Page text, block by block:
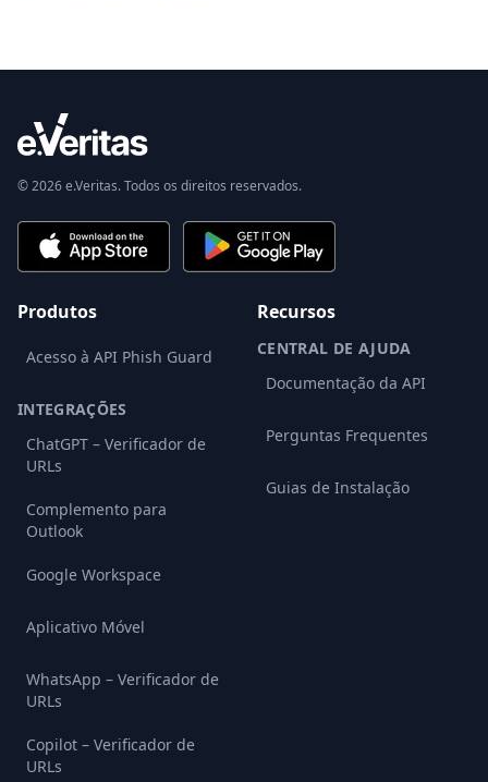
© 2026 e.Veritas. Todos os direitos reservados.
Produtos
Acesso à API Phish Guard
INTEGRAÇÕES
ChatGPT – Verificador de
URLs
Complemento para
Outlook
Google Workspace
Aplicativo Móvel
WhatsApp – Verificador de
URLs
Copilot – Verificador de
URLs
Recursos
CENTRAL DE AJUDA
Documentação da API
Perguntas Frequentes
Guias de Instalação